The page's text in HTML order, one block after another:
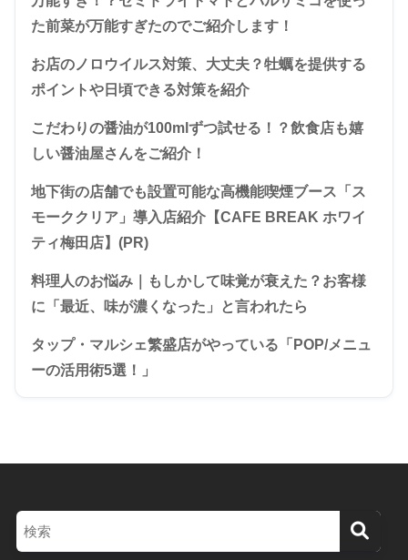
た前菜が万能すぎたのでご紹介します！
お店のノロウイルス対策、大丈夫？牡蠣を提供する
ポイントや日頃できる対策を紹介
こだわりの醤油が100mlずつ試せる！？飲食店も嬉
しい醤油屋さんをご紹介！
地下街の店舗でも設置可能な高機能喫煙ブース「ス
モーククリア」導入店紹介【CAFE BREAK ホワイ
ティ梅田店】(PR)
料理人のお悩み｜もしかして味覚が衰えた？お客様
に「最近、味が濃くなった」と言われたら
タップ・マルシェ繁盛店がやっている「POP/メニュ
ーの活用術5選！」